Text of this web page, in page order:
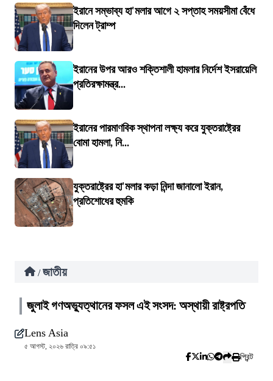
ইরানে সম্ভাব্য হা'মলার আগে ২ সপ্তাহ সময়সীমা বেঁধে
দিলেন ট্রাম্প
ইরানের উপর আরও শক্তিশালী হামলার নির্দেশ ইসরায়েলি
প্রতিরক্ষামন্ত্র...
ইরানের পারমাণবিক স্থাপনা লক্ষ্য করে যুক্তরাষ্ট্রের
বোমা হামলা, নি...
যুক্তরাষ্ট্রের হা'মলার কড়া নিন্দা জানালো ইরান,
প্রতিশোধের হুমকি
/ জাতীয়
জুলাই গণঅভ্যুত্থানের ফসল এই সংসদ: অস্থায়ী রাষ্ট্রপতি
Lens Asia
৫ আগস্ট, ২০২৬ রাত্রি ০৯:৫১
প্রিন্ট